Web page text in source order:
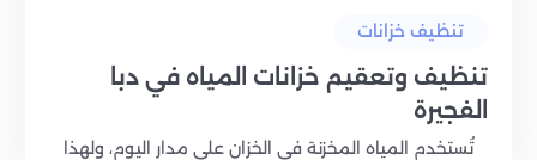
تنظيف خزانات
تنظيف وتعقيم خزانات المياه في دبا
الفجيرة
تُستخدم المياه المخزنة في الخزان على مدار اليوم، ولهذا